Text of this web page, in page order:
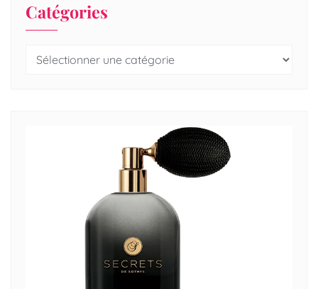
Catégories